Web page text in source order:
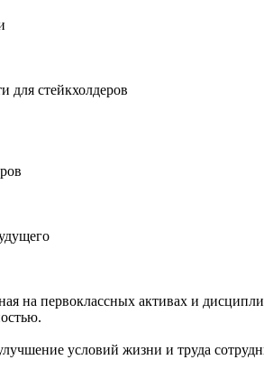
для стейкхолдеров
на первоклассных активах и
условий жизни и труда